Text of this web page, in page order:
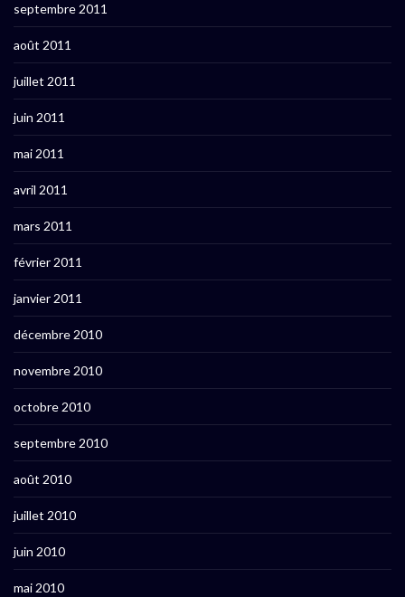
septembre 2011
août 2011
juillet 2011
juin 2011
mai 2011
avril 2011
mars 2011
février 2011
janvier 2011
décembre 2010
novembre 2010
octobre 2010
septembre 2010
août 2010
juillet 2010
juin 2010
mai 2010